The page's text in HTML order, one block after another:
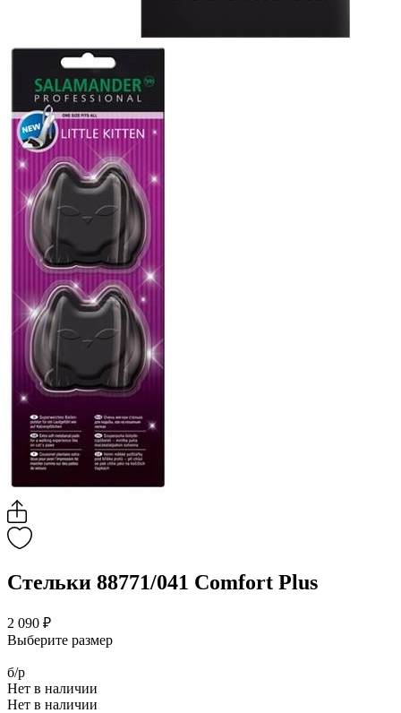
Стельки 88771/041 Comfort Plus
2 090 ₽
Выберите размер
б/р
Нет в наличии
Нет в наличии